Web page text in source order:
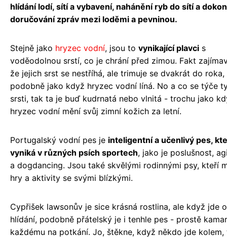
hlídání lodí, sítí a vybavení, nahánění ryb do sítí a
doručování zpráv mezi loděmi a pevninou.
Stejně jako hryzec vodní, jsou to vynikající plavci s
voděodolnou srstí, co je chrání před zimou. Fakt
že jejich srst se nestříhá, ale trimuje se dvakrát do roka,
podobně jako když hryzec vodní líná. No a co se týče
srsti, tak ta je buď kudrnatá nebo vlnitá - trochu jako
hryzec vodní mění svůj zimní kožich za letní.
Portugalský vodní pes je inteligentní a učenlivý pes,
vyniká v různých psích sportech, jako je poslušnost,
a dogdancing. Jsou také skvělými rodinnými psy, kteří
hry a aktivity se svými blízkými.
Cypřišek lawsonův je sice krásná rostlina, ale když jde o
hlídání, podobně přátelský je i tenhle pes - prostě
každému na potkání. Jo, štěkne, když někdo jde kolem,